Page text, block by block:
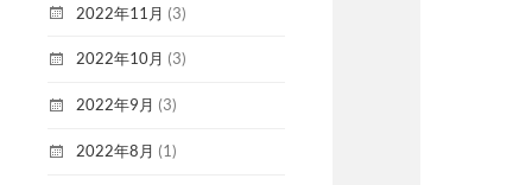
2022年11月 (3)
2022年10月 (3)
2022年9月 (3)
2022年8月 (1)